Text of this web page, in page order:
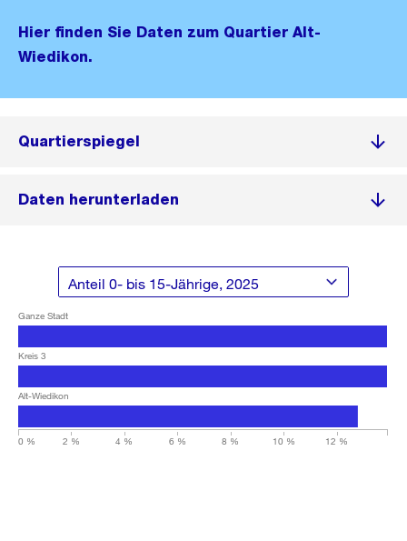
Hier finden Sie Daten zum Quartier Alt-
Wiedikon.
Quartierspiegel
Daten herunterladen
0 % 2 % 4 % 6 % 8 % 10 % 12 %
Ganze Stadt
Kreis 3
Alt-Wiedikon